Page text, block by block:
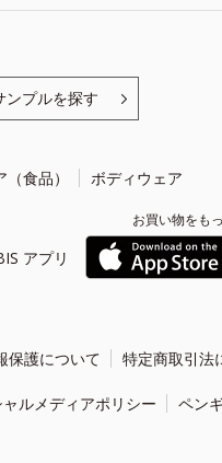
ンプルを探す
食品） ボディウェア
アプリ
お買い物をも
保護について 特定商取引法
ャルメディアポリシー ペン